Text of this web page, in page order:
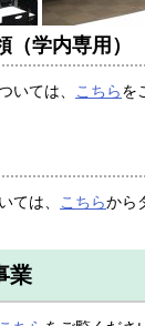
学内専用）
いては、 こちらを
ては、 こちらから
業